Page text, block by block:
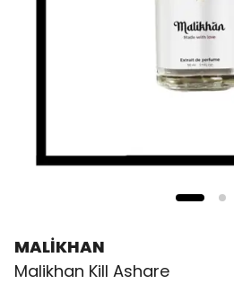
MALİKHAN
Malikhan Kill Ashare